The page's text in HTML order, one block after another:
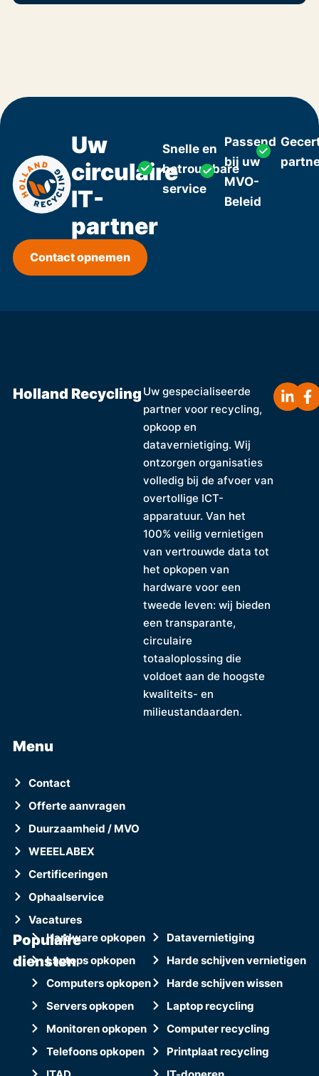
Uw
circulaire
IT-
partner
Snelle en
betrouwbare
service
Passend
bij uw
MVO-
Beleid
Contact opnemen
Holland RecyclingUw gespecialiseerde
partner voor recycling,
opkoop en
datavernietiging. Wij
ontzorgen organisaties
volledig bij de afvoer van
overtollige ICT-
apparatuur. Van het
100% veilig vernietigen
van vertrouwde data tot
het opkopen van
hardware voor een
tweede leven: wij bieden
een transparante,
circulaire
totaaloplossing die
voldoet aan de hoogste
kwaliteits- en
milieustandaarden.
Menu
Contact
Offerte aanvragen
Duurzaamheid / MVO
WEEELABEX
Certificeringen
Ophaalservice
Vacatures
Populaire
diensten
Hardware opkopen
Laptops opkopen
Computers opkopen
Servers opkopen
Monitoren opkopen
Telefoons opkopen
Datavernietiging
Harde schijven vernietigen
Harde schijven wissen
Laptop recycling
Computer recycling
Printplaat recycling